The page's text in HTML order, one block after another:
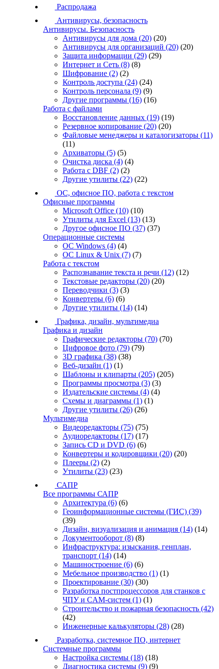
Распродажа
Антивирусы, безопасность
Антивирусы. Безопасность
Антивирусы для дома (20) (20)
Антивирусы для организаций (20) (20)
Защита информации (29) (29)
Интернет и Сеть (8) (8)
Шифрование (2) (2)
Контроль доступа (24) (24)
Контроль персонала (9) (9)
Другие программы (16) (16)
Работа с файлами
Восстановление данных (19) (19)
Резервное копирование (20) (20)
Файловые менеджеры и каталогизаторы (11)
(11)
Архиваторы (5) (5)
Очистка диска (4) (4)
Работа с DBF (2) (2)
Другие утилиты (22) (22)
ОС, офисное ПО, работа с текстом
Офисные программы
Microsoft Office (10) (10)
Утилиты для Excel (13) (13)
Другое офисное ПО (37) (37)
Операционные системы
ОС Windows (4) (4)
ОС Linux & Unix (7) (7)
Работа с текстом
Распознавание текста и речи (12) (12)
Текстовые редакторы (20) (20)
Переводчики (3) (3)
Конвертеры (6) (6)
Другие утилиты (14) (14)
Графика, дизайн, мультимедиа
Графика и дизайн
Графические редакторы (70) (70)
Цифровое фото (79) (79)
3D графика (38) (38)
Веб-дизайн (1) (1)
Шаблоны и клипарты (205) (205)
Программы просмотра (3) (3)
Издательские системы (4) (4)
Схемы и диаграммы (1) (1)
Другие утилиты (26) (26)
Мультимедиа
Видеоредакторы (75) (75)
Аудиоредакторы (17) (17)
Запись CD и DVD (6) (6)
Конвертеры и кодировщики (20) (20)
Плееры (2) (2)
Утилиты (23) (23)
САПР
Все программы САПР
Архитектура (6) (6)
Геоинформационные системы (ГИС) (39)
(39)
Дизайн, визуализация и анимация (14) (14)
Документооборот (8) (8)
Инфраструктура: изыскания, генплан,
транспорт (14) (14)
Машиностроение (6) (6)
Мебельное производство (1) (1)
Проектирование (30) (30)
Разработка постпроцессоров для станков с
ЧПУ и CAM-систем (1) (1)
Строительство и пожарная безопасность (42)
(42)
Инженерные калькуляторы (28) (28)
Разработка, системное ПО, интернет
Системные программы
Настройка системы (18) (18)
Диагностика системы (9) (9)